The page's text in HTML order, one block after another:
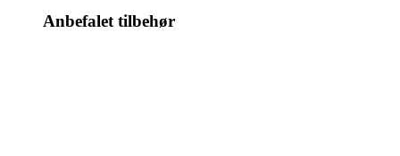
Anbefalet tilbehør